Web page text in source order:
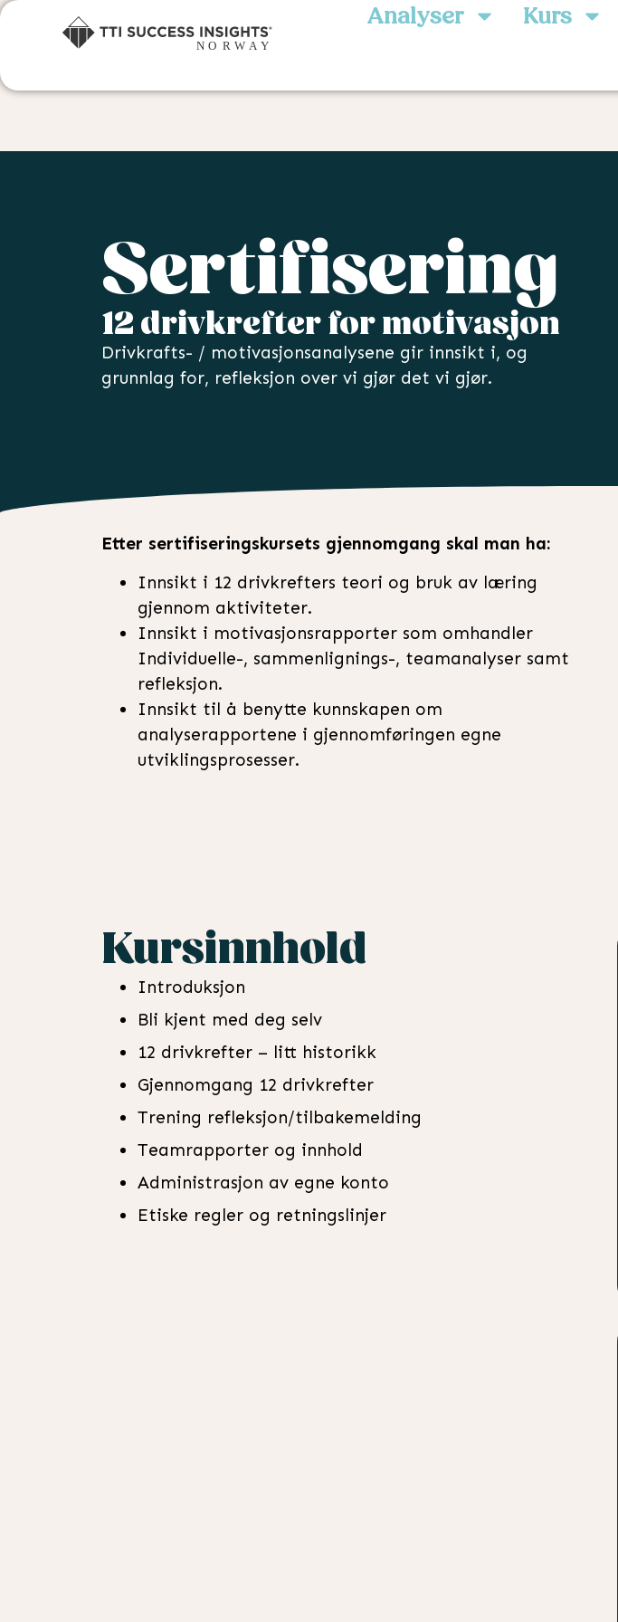
Analyser Kurs
Sertifisering
12 drivkrefter for motivasjon
Drivkrafts- / motivasjonsanalysene gir innsikt i, og
grunnlag for, refleksjon over vi gjør det vi gjør.
Etter sertifiseringskursets gjennomgang skal man ha:
Innsikt i 12 drivkrefters teori og bruk av læring
gjennom aktiviteter.
Innsikt i motivasjonsrapporter som omhandler
Individuelle-, sammenlignings-, teamanalyser samt
refleksjon.
Innsikt til å benytte kunnskapen om
analyserapportene i gjennomføringen egne
utviklingsprosesser.
Kursinnhold
Introduksjon
Bli kjent med deg selv
12 drivkrefter – litt historikk
Gjennomgang 12 drivkrefter
Trening refleksjon/tilbakemelding
Teamrapporter og innhold
Administrasjon av egne konto
Etiske regler og retningslinjer